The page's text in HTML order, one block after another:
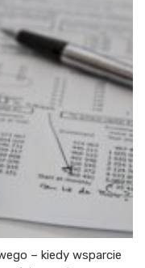
– kiedy wsparcie